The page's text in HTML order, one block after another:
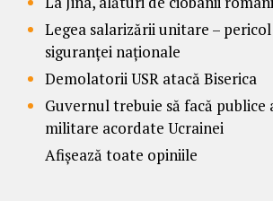
Legea salarizării unitare –
siguranței naționale
Demolatorii USR atacă Biserica
Guvernul trebuie să facă publice
militare acordate Ucrainei
Afișează toate opiniile